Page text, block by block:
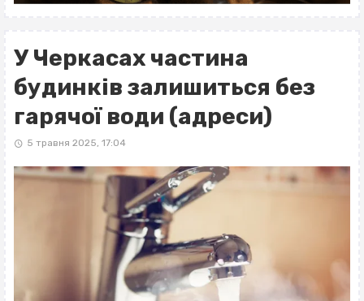
У Черкасах частина
будинків залишиться без
гарячої води (адреси)
5 травня 2025, 17:04